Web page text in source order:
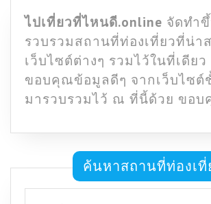
ไปเที่ยวที่ไหนดี.online จัดทำ
รวบรวมสถานที่ท่องเที่ยวที่น่า
เว็บไซต์ต่างๆ รวมไว้ในที่เดีย
ขอบคุณข้อมูลดีๆ จากเว็บไซต์
มารวบรวมไว้ ณ ที่นี้ด้วย ขอ
ค้นหาสถานที่ท่องเที่